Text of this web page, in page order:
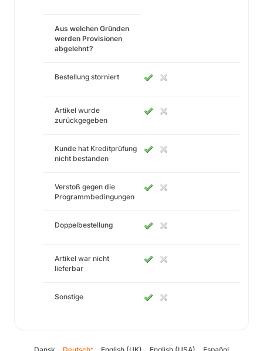
Aus welchen Gründen
werden Provisionen
abgelehnt?
Bestellung storniert
Artikel wurde
zurückgegeben
Kunde hat Kreditprüfung
nicht bestanden
Verstoß gegen die
Programmbedingungen
Doppelbestellung
Artikel war nicht
lieferbar
Sonstige
*